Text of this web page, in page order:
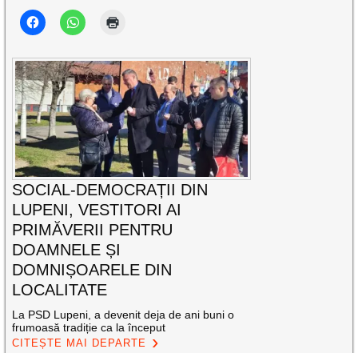
SOCIAL-DEMOCRAȚII DIN
LUPENI, VESTITORI AI
PRIMĂVERII PENTRU
DOAMNELE ȘI
DOMNIȘOARELE DIN
LOCALITATE
La PSD Lupeni, a devenit deja de ani buni o
frumoasă tradiție ca la început
CITEȘTE MAI DEPARTE